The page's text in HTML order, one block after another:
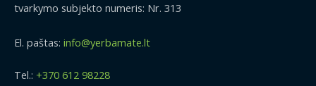
tvarkymo subjekto numeris: Nr. 313
El. paštas: info@yerbamate.lt
Tel.: +370 612 98228